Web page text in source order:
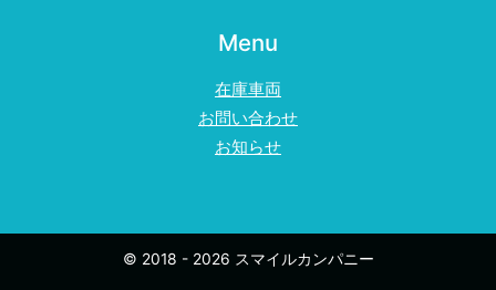
Menu
在庫車両
お問い合わせ
お知らせ
© 2018 - 2026 スマイルカンパニー